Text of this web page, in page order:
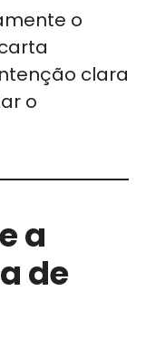
o
clara
o
a
de